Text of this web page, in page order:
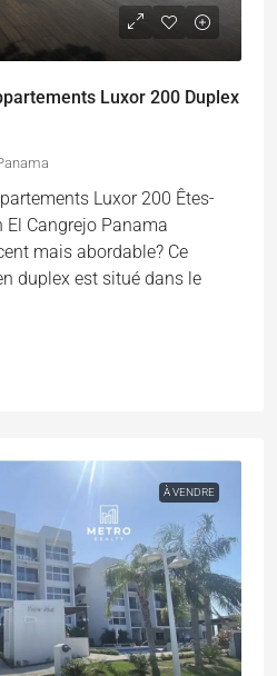
Luxor 200 Duplex
Luxor 200 Êtes-
El Cangrejo Panama
mais abordable? Ce
duplex est situé dans le
À VENDRE